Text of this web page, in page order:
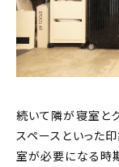
続いて隣が寝室と
スペースといった
室が必要になる時